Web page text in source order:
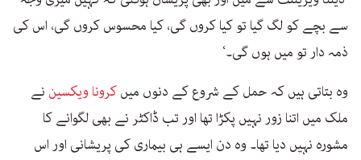
سے بچے کو لگ گیا تو کیا کروں گی، کیا محسوس کروں گی، اس کی
ذمہ دار تو میں ہوں گی۔‘
وہ بتاتی ہیں کہ حمل کے شروع کے دنوں میںکرونا ویکسین نے
ملک میں اتنا زور نہیں پکڑا تھا اور تب ڈاکٹر نے بھی لگوانے کا
مشورہ نہیں دیا تھا۔ وہ دن ایسے ہی بیماری کی پریشانی اور اس